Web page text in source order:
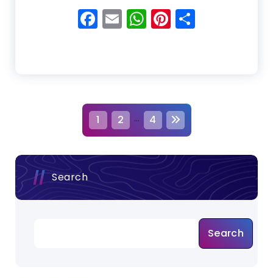
Facebook
EmailWhatsApp
Pinterest
P
o
s
t
1 2 … 4
Search
Search